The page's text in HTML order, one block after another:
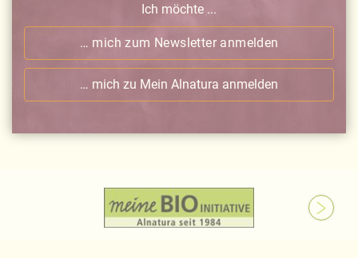
Ich möchte ...
… mich zum Newsletter anmelden
… mich zu Mein Alnatura anmelden